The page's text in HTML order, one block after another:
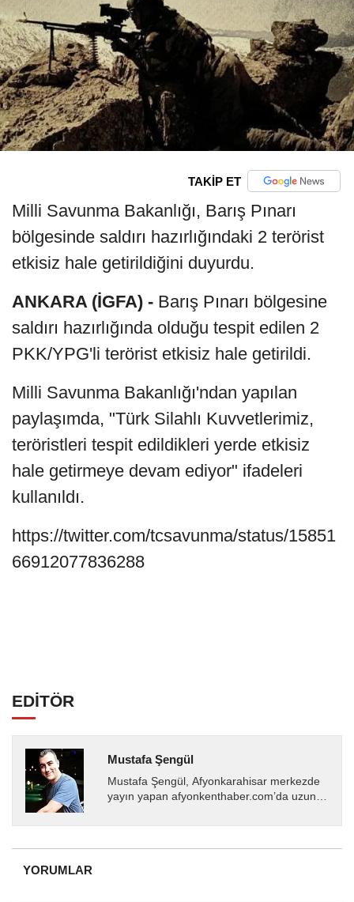
TAKİP ET
Milli Savunma Bakanlığı, Barış Pınarı
bölgesinde saldırı hazırlığındaki 2 terörist
etkisiz hale getirildiğini duyurdu.
ANKARA (İGFA) - Barış Pınarı bölgesine
saldırı hazırlığında olduğu tespit edilen 2
PKK/YPG'li terörist etkisiz hale getirildi.
Milli Savunma Bakanlığı'ndan yapılan
paylaşımda, "Türk Silahlı Kuvvetlerimiz,
teröristleri tespit edildikleri yerde etkisiz
hale getirmeye devam ediyor" ifadeleri
kullanıldı.
https://twitter.com/tcsavunma/status/15851
66912077836288
EDİTÖR
Mustafa Şengül
Mustafa Şengül, Afyonkarahisar merkezde
yayın yapan afyonkenthaber.com’da uzun
almakta, haber akışı...
YORUMLAR